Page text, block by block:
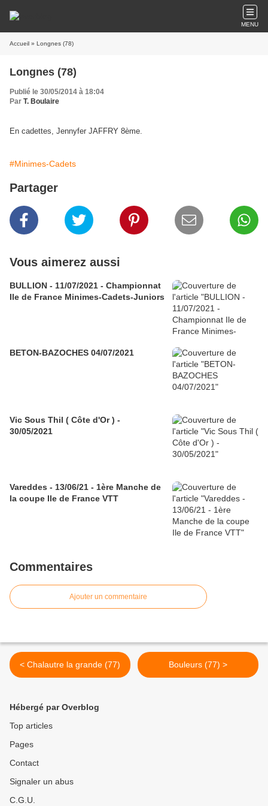
MENU
Accueil » Longnes (78)
Longnes (78)
Publié le 30/05/2014 à 18:04
Par T. Boulaire
En cadettes, Jennyfer JAFFRY 8ème.
#Minimes-Cadets
Partager
Vous aimerez aussi
BULLION - 11/07/2021 - Championnat
Ile de France Minimes-Cadets-Juniors
BETON-BAZOCHES 04/07/2021
Vic Sous Thil ( Côte d'Or ) -
30/05/2021
Vareddes - 13/06/21 - 1ère Manche de
la coupe Ile de France VTT
Commentaires
Ajouter un commentaire
< Chalautre la grande (77) Bouleurs (77) >
Hébergé par Overblog
Top articles
Pages
Contact
Signaler un abus
C.G.U.